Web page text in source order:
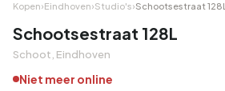
Kopen›Eindhoven›Studio's›Schootsestraat 128L
Schootsestraat 128L
Schoot, Eindhoven
Niet meer online